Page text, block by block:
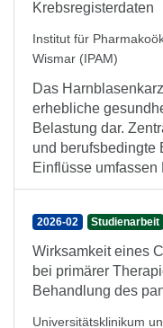
Krebsregisterdaten
Institut für
Wismar (IPAM)
Das
erhebliche
Belastung dar.
und berufsbedingte
Einflüsse umfassen
2026-02 Studienarbeit
Wirksamkeit eines
bei primärer
Behandlung des
Universitätsklinikum